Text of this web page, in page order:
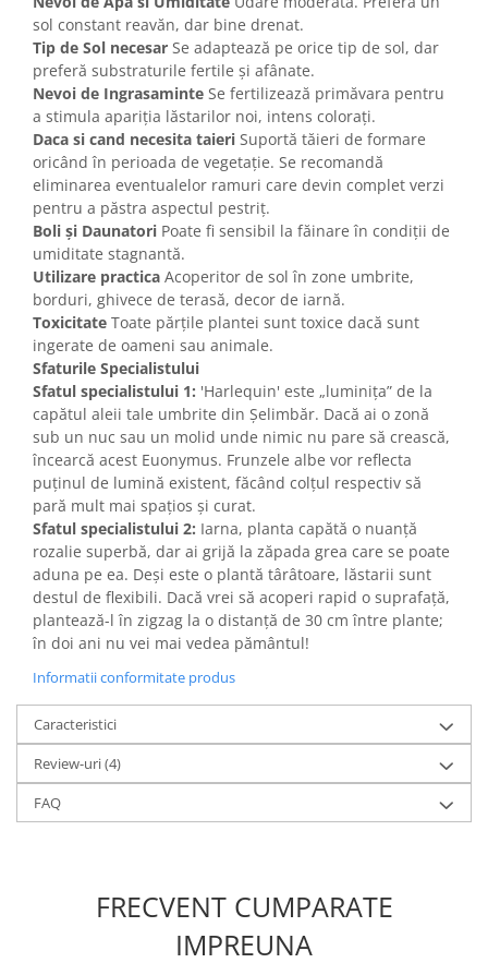
sol constant reavăn, dar bine drenat.
Tip de Sol necesar Se adaptează pe orice tip de sol, dar
preferă substraturile fertile și afânate.
Nevoi de Ingrasaminte Se fertilizează primăvara pentru
a stimula apariția lăstarilor noi, intens colorați.
Daca si cand necesita taieri Suportă tăieri de formare
oricând în perioada de vegetație. Se recomandă
eliminarea eventualelor ramuri care devin complet verzi
pentru a păstra aspectul pestriț.
Boli și Daunatori Poate fi sensibil la făinare în condiții de
umiditate stagnantă.
Utilizare practica Acoperitor de sol în zone umbrite,
borduri, ghivece de terasă, decor de iarnă.
Toxicitate Toate părțile plantei sunt toxice dacă sunt
ingerate de oameni sau animale.
Sfaturile Specialistului
Sfatul specialistului 1: 'Harlequin' este „luminița” de la
capătul aleii tale umbrite din Șelimbăr. Dacă ai o zonă
sub un nuc sau un molid unde nimic nu pare să crească,
încearcă acest Euonymus. Frunzele albe vor reflecta
puținul de lumină existent, făcând colțul respectiv să
pară mult mai spațios și curat.
Sfatul specialistului 2: Iarna, planta capătă o nuanță
rozalie superbă, dar ai grijă la zăpada grea care se poate
aduna pe ea. Deși este o plantă târâtoare, lăstarii sunt
destul de flexibili. Dacă vrei să acoperi rapid o suprafață,
plantează-l în zigzag la o distanță de 30 cm între plante;
în doi ani nu vei mai vedea pământul!
Informatii conformitate produs
Caracteristici
Review-uri(4)
FAQ
FRECVENT CUMPARATE
IMPREUNA